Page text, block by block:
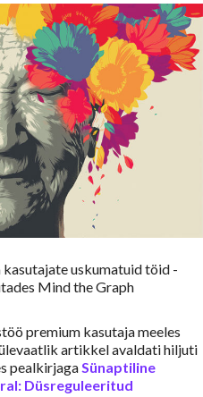
uskumatuid töid -
Mind the Graph
premium kasutaja meeles
ülevaatlik artikkel avaldati hiljuti
pealkirjaga Sünaptiline
Düsreguleeritud